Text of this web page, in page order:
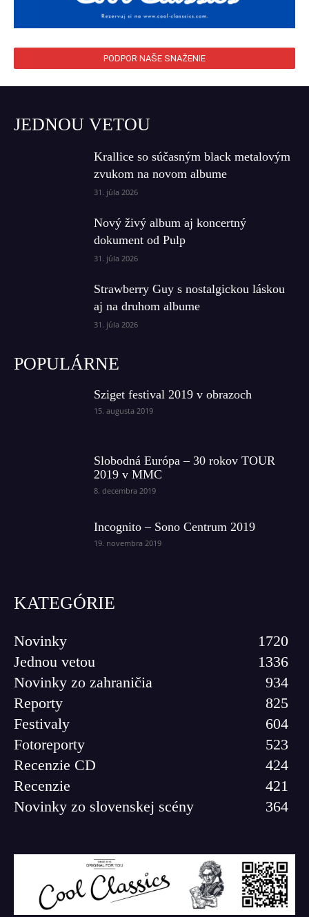
PODPOR NAŠE SNAŽENIE
JEDNOU VETOU
Krallice so súčasným black metalovým
zvukom na novom albume
31. júla 2026
Nový živý album aj koncertný
dokument od Pulp
31. júla 2026
Strawberry Guy s nostalgickou láskou
aj na druhom albume
31. júla 2026
POPULÁRNE
Sziget festival 2019 v obrazoch
15. augusta 2019
Slobodná Európa – 30 rokov TOUR
2019 v MMC
8. decembra 2019
Incognito – Sono Centrum 2019
19. novembra 2019
KATEGÓRIE
Novinky
1720
Jednou vetou
1336
Novinky zo zahraničia
934
Reporty
825
Festivaly
604
Fotoreporty
523
Recenzie CD
424
Recenzie
421
Novinky zo slovenskej scény
364